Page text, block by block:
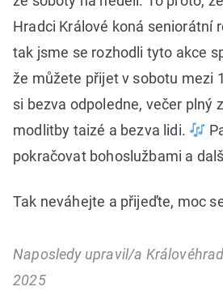
Hradci Králové koná seniorátní
tak jsme se rozhodli tyto akce
že můžete přijet v sobotu mezi
si bezva odpoledne, večer plný
modlitby taizé a bezva lidi.
pokračovat bohoslužbami a
Tak neváhejte a přijeďte, moc
Naposledy upravil/a
2025